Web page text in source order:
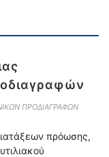
ΠΡΟΔΙΑΓΡΑΦΩΝ
πρόωσης,